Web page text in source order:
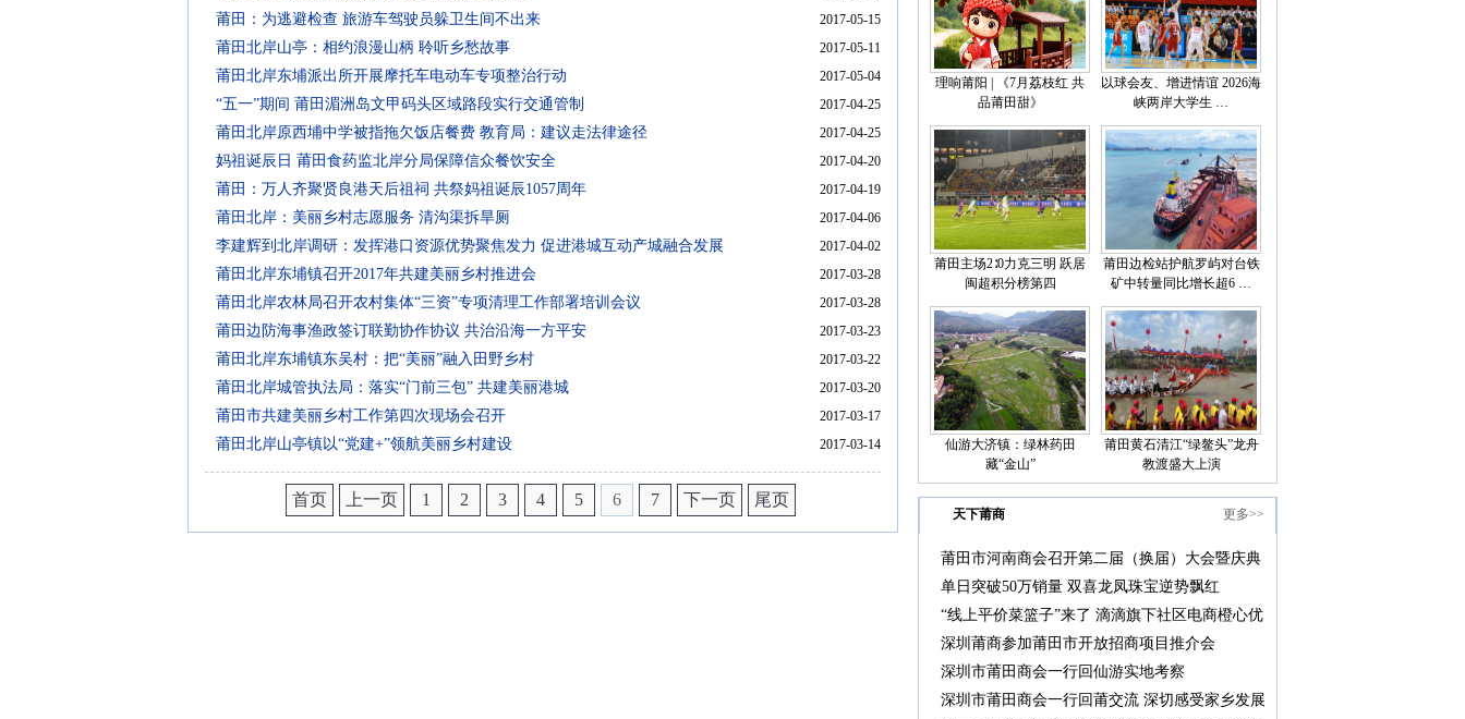
2017-05-15
莆田：为逃避检查 旅游车驾驶员躲卫生间不出来
2017-05-11
莆田北岸山亭：相约浪漫山柄 聆听乡愁故事
2017-05-04
莆田北岸东埔派出所开展摩托车电动车专项整治行动
2017-04-25
“五一”期间 莆田湄洲岛文甲码头区域路段实行交通管制
2017-04-25
莆田北岸原西埔中学被指拖欠饭店餐费 教育局：建议走法律途径
2017-04-20
妈祖诞辰日 莆田食药监北岸分局保障信众餐饮安全
2017-04-19
莆田：万人齐聚贤良港天后祖祠 共祭妈祖诞辰1057周年
2017-04-06
莆田北岸：美丽乡村志愿服务 清沟渠拆旱厕
2017-04-02
李建辉到北岸调研：发挥港口资源优势聚焦发力 促进港城互动产城融合发展
2017-03-28
莆田北岸东埔镇召开2017年共建美丽乡村推进会
2017-03-28
莆田北岸农林局召开农村集体“三资”专项清理工作部署培训会议
2017-03-23
莆田边防海事渔政签订联勤协作协议 共治沿海一方平安
2017-03-22
莆田北岸东埔镇东吴村：把“美丽”融入田野乡村
2017-03-20
莆田北岸城管执法局：落实“门前三包” 共建美丽港城
2017-03-17
莆田市共建美丽乡村工作第四次现场会召开
2017-03-14
莆田北岸山亭镇以“党建+”领航美丽乡村建设
首页 上一页 1 2 3 4 5 6 7 下一页 尾页
理响莆阳 | 《7月荔枝红 共
品莆田甜》
以球会友、增进情谊 2026海
峡两岸大学生 …
莆田主场2∶0力克三明 跃居
闽超积分榜第四
莆田边检站护航罗屿对台铁
矿中转量同比增长超6 …
仙游大济镇：绿林药田
藏“金山”
莆田黄石清江“绿鳌头”龙舟
教渡盛大上演
更多>>
天下莆商
莆田市河南商会召开第二届（换届）大会暨庆典
大会
单日突破50万销量 双喜龙凤珠宝逆势飘红
“线上平价菜篮子”来了 滴滴旗下社区电商橙心优
选在莆田上线
深圳莆商参加莆田市开放招商项目推介会
深圳市莆田商会一行回仙游实地考察
深圳市莆田商会一行回莆交流 深切感受家乡发展